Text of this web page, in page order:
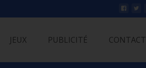
JEUX PUBLICITÉ CONTACT